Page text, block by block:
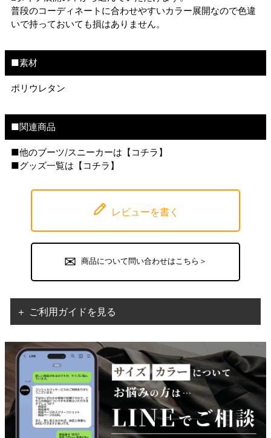
普段のコーディネートに合わせやすいカラー展開なので色違
いで持っておいても損はありません。
■素材
ポリウレタン
■関連商品
■他のブーツ/スニーカーは【 コチラ 】
■グッズ一覧は【 コチラ 】
レビューを書く
商品について問い合わせはこちら＞
＋ ご利用ガイドを見る